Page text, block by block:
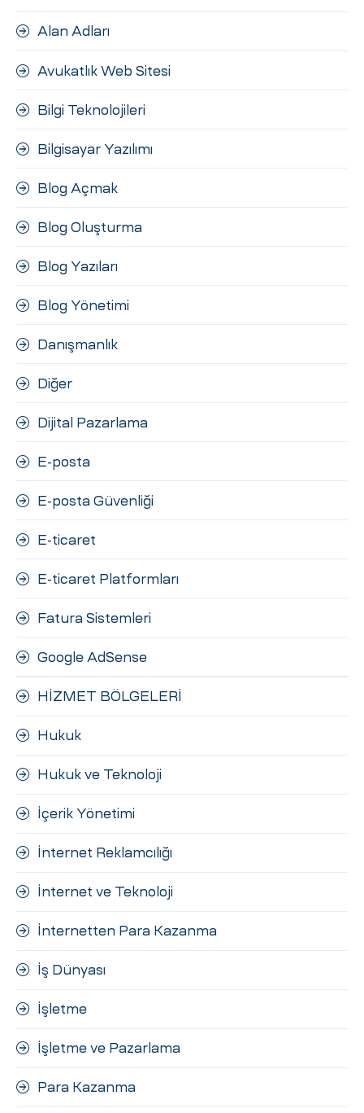
Alan Adları
Avukatlık Web Sitesi
Bilgi Teknolojileri
Bilgisayar Yazılımı
Blog Açmak
Blog Oluşturma
Blog Yazıları
Blog Yönetimi
Danışmanlık
Diğer
Dijital Pazarlama
E-posta
E-posta Güvenliği
E-ticaret
E-ticaret Platformları
Fatura Sistemleri
Google AdSense
HİZMET BÖLGELERİ
Hukuk
Hukuk ve Teknoloji
İçerik Yönetimi
İnternet Reklamcılığı
İnternet ve Teknoloji
İnternetten Para Kazanma
İş Dünyası
İşletme
İşletme ve Pazarlama
Para Kazanma